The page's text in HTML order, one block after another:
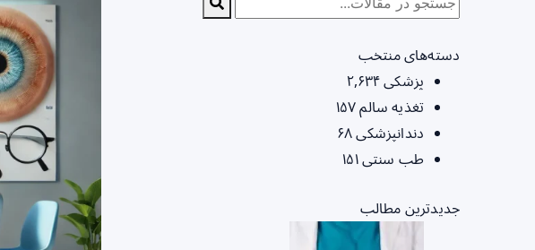
دسته‌های منتخب
پزشکی۲,۶۳۴
تغذیه سالم۱۵۷
دندانپزشکی۶۸
طب سنتی۱۵۱
جدیدترین مطالب